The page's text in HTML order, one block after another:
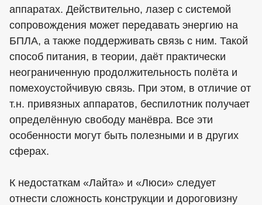
аппаратах. Действительно, лазер с системой
сопровождения может передавать энергию на
БПЛА, а также поддерживать связь с ним. Такой
способ питания, в теории, даёт практически
неограниченную продолжительность полёта и
помехоустойчивую связь. При этом, в отличие от
т.н. привязных аппаратов, беспилотник получает
определённую свободу манёвра. Все эти
особенности могут быть полезными и в других
сферах.
К недостаткам «Лайта» и «Люси» следует
отнести сложность конструкции и дороговизну